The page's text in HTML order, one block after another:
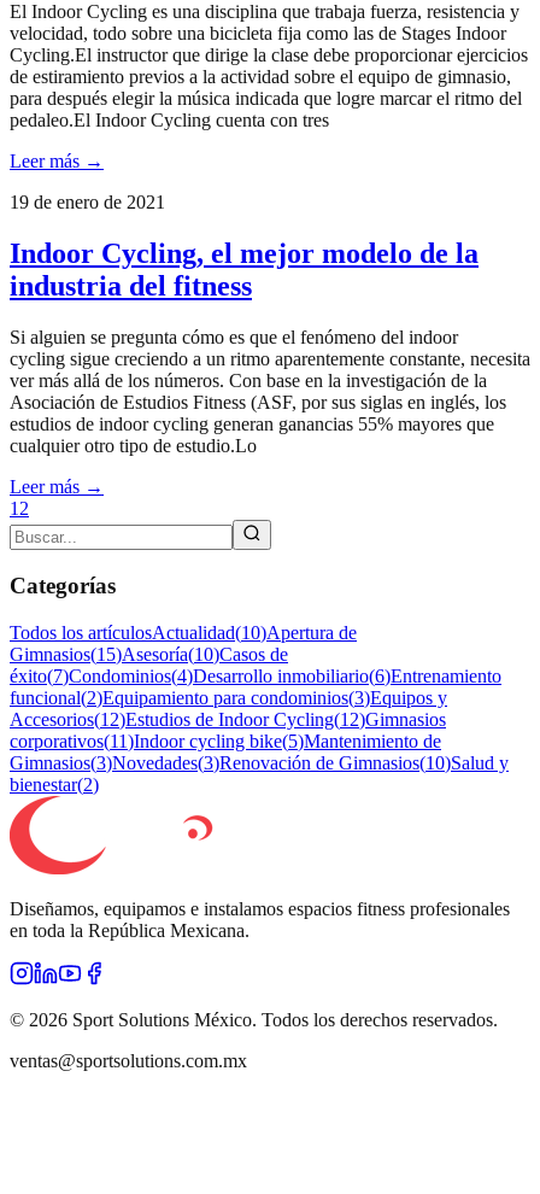
El Indoor Cycling es una disciplina que trabaja fuerza, resistencia y
velocidad, todo sobre una bicicleta fija como las de Stages Indoor
Cycling.El instructor que dirige la clase debe proporcionar ejercicios
de estiramiento previos a la actividad sobre el equipo de gimnasio,
para después elegir la música indicada que logre marcar el ritmo del
pedaleo.El Indoor Cycling cuenta con tres
Leer más →
19 de enero de 2021
Indoor Cycling, el mejor modelo de la
industria del fitness
Si alguien se pregunta cómo es que el fenómeno del indoor
cycling sigue creciendo a un ritmo aparentemente constante, necesita
ver más allá de los números. Con base en la investigación de la
Asociación de Estudios Fitness (ASF, por sus siglas en inglés, los
estudios de indoor cycling generan ganancias 55% mayores que
cualquier otro tipo de estudio.Lo
Leer más →
1 2
Categorías
Todos los artículosActualidad(10)Apertura de
Gimnasios(15)Asesoría(10)Casos de
éxito(7)Condominios(4)Desarrollo inmobiliario(6)Entrenamiento
funcional(2)Equipamiento para condominios(3)Equipos y
Accesorios(12)Estudios de Indoor Cycling(12)Gimnasios
corporativos(11)Indoor cycling bike(5)Mantenimiento de
Gimnasios(3)Novedades(3)Renovación de Gimnasios(10)Salud y
bienestar(2)
Diseñamos, equipamos e instalamos espacios fitness profesionales
en toda la República Mexicana.
© 2026 Sport Solutions México. Todos los derechos reservados.
ventas@sportsolutions.com.mx